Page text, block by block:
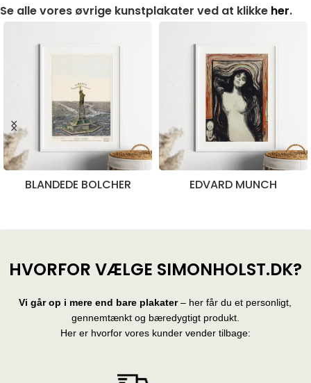
Se alle vores øvrige kunstplakater ved at klikke her.
BLANDEDE BOLCHER EDVARD MUNCH
HVORFOR VÆLGE SIMONHOLST.DK?
Vi går op i mere end bare plakater– her får du et personligt,
gennemtænkt og bæredygtigt produkt.
Her er hvorfor vores kunder vender tilbage: